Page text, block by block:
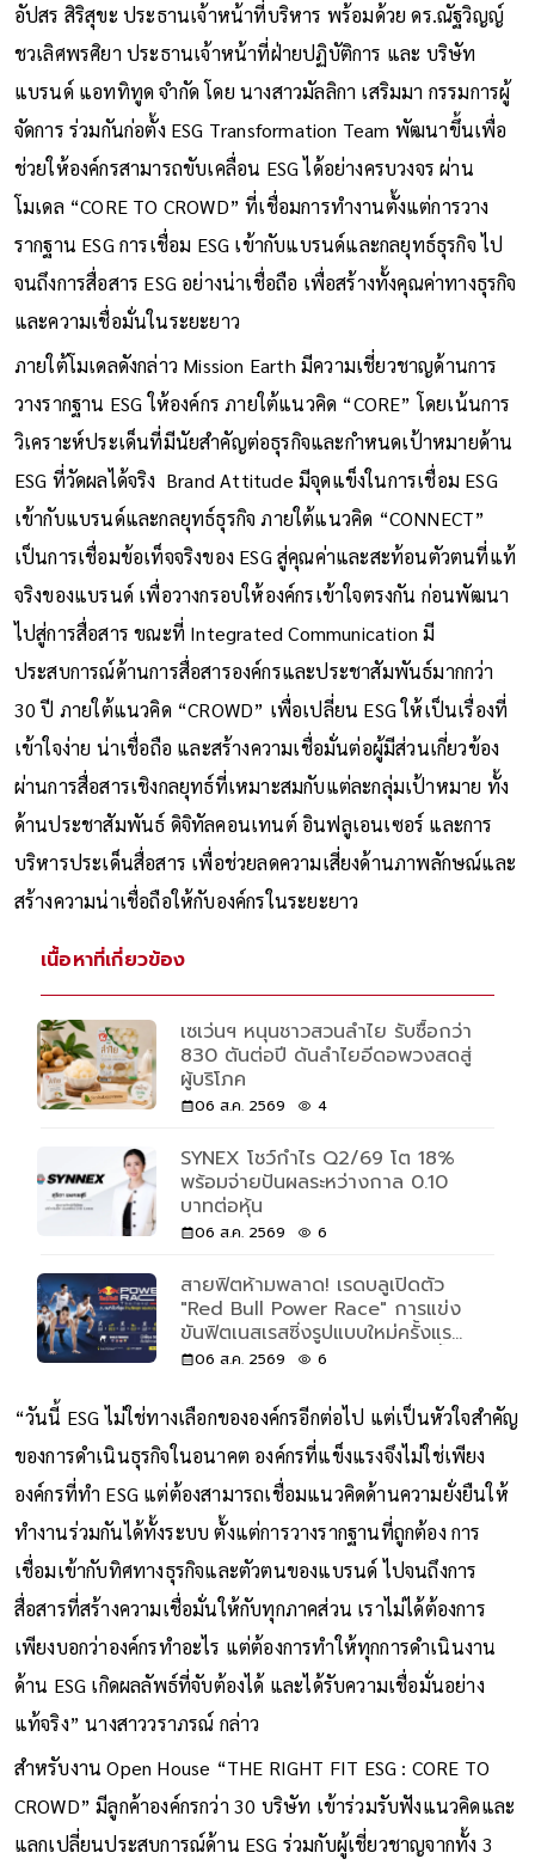
อัปสร สิริสุขะ ประธานเจ้าหน้าที่บริหาร พร้อมด้วย ดร.ณัฐวิญญ์
ชวเลิศพรศิยา ประธานเจ้าหน้าที่ฝ่ายปฏิบัติการ และ บริษัท
แบรนด์ แอททิทูด จำกัด โดย นางสาวมัลลิกา เสริมมา กรรมการผู้
จัดการ ร่วมกันก่อตั้ง ESG Transformation Team พัฒนาขึ้นเพื่อ
ช่วยให้องค์กรสามารถขับเคลื่อน ESG ได้อย่างครบวงจร ผ่าน
โมเดล “CORE TO CROWD” ที่เชื่อมการทำงานตั้งแต่การวาง
รากฐาน ESG การเชื่อม ESG เข้ากับแบรนด์และกลยุทธ์ธุรกิจ ไป
จนถึงการสื่อสาร ESG อย่างน่าเชื่อถือ เพื่อสร้างทั้งคุณค่าทางธุรกิจ
และความเชื่อมั่นในระยะยาว
ภายใต้โมเดลดังกล่าว Mission Earth มีความเชี่ยวชาญด้านการ
วางรากฐาน ESG ให้องค์กร ภายใต้แนวคิด “CORE” โดยเน้นการ
วิเคราะห์ประเด็นที่มีนัยสำคัญต่อธุรกิจและกำหนดเป้าหมายด้าน
ESG ที่วัดผลได้จริง Brand Attitude มีจุดแข็งในการเชื่อม ESG
เข้ากับแบรนด์และกลยุทธ์ธุรกิจ ภายใต้แนวคิด “CONNECT”
เป็นการเชื่อมข้อเท็จจริงของ ESG สู่คุณค่าและสะท้อนตัวตนที่แท้
จริงของแบรนด์ เพื่อวางกรอบให้องค์กรเข้าใจตรงกัน ก่อนพัฒนา
ไปสู่การสื่อสาร ขณะที่ Integrated Communication มี
ประสบการณ์ด้านการสื่อสารองค์กรและประชาสัมพันธ์มากกว่า
30 ปี ภายใต้แนวคิด “CROWD” เพื่อเปลี่ยน ESG ให้เป็นเรื่องที่
เข้าใจง่าย น่าเชื่อถือ และสร้างความเชื่อมั่นต่อผู้มีส่วนเกี่ยวข้อง
ผ่านการสื่อสารเชิงกลยุทธ์ที่เหมาะสมกับแต่ละกลุ่มเป้าหมาย ทั้ง
ด้านประชาสัมพันธ์ ดิจิทัลคอนเทนต์ อินฟลูเอนเซอร์ และการ
บริหารประเด็นสื่อสาร เพื่อช่วยลดความเสี่ยงด้านภาพลักษณ์และ
สร้างความน่าเชื่อถือให้กับองค์กรในระยะยาว
เนื้อหาที่เกี่ยวข้อง
เซเว่นฯ หนุนชาวสวนลำไย รับซื้อกว่า
830 ตันต่อปี ดันลำไยอีดอพวงสดสู่
ผู้บริโภค
06 ส.ค. 2569 4
SYNEX โชว์กำไร Q2/69 โต 18%
พร้อมจ่ายปันผลระหว่างกาล 0.10
บาทต่อหุ้น
06 ส.ค. 2569 6
สายฟิตห้ามพลาด! เรดบลูเปิดตัว
"Red Bull Power Race" การแข่ง
ขันฟิตเนสเรสซิ่งรูปแบบใหม่ครั้งแรก
ของโลก เปิดรับแค่ 500 คนเท่านั้น
06 ส.ค. 2569 6
“วันนี้ ESG ไม่ใช่ทางเลือกขององค์กรอีกต่อไป แต่เป็นหัวใจสำคัญ
ของการดำเนินธุรกิจในอนาคต องค์กรที่แข็งแรงจึงไม่ใช่เพียง
องค์กรที่ทำ ESG แต่ต้องสามารถเชื่อมแนวคิดด้านความยั่งยืนให้
ทำงานร่วมกันได้ทั้งระบบ ตั้งแต่การวางรากฐานที่ถูกต้อง การ
เชื่อมเข้ากับทิศทางธุรกิจและตัวตนของแบรนด์ ไปจนถึงการ
สื่อสารที่สร้างความเชื่อมั่นให้กับทุกภาคส่วน เราไม่ได้ต้องการ
เพียงบอกว่าองค์กรทำอะไร แต่ต้องการทำให้ทุกการดำเนินงาน
ด้าน ESG เกิดผลลัพธ์ที่จับต้องได้ และได้รับความเชื่อมั่นอย่าง
แท้จริง” นางสาววราภรณ์ กล่าว
สำหรับงาน Open House “THE RIGHT FIT ESG : CORE TO
CROWD” มีลูกค้าองค์กรกว่า 30 บริษัท เข้าร่วมรับฟังแนวคิดและ
แลกเปลี่ยนประสบการณ์ด้าน ESG ร่วมกับผู้เชี่ยวชาญจากทั้ง 3